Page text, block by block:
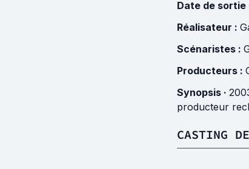
Date de sortie
Réalisateur :
Scénaristes :
Producteurs :
Synopsis ·
producteur
CASTING